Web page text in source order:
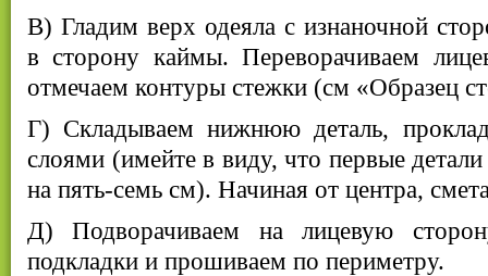
В) Гладим верх одеяла с изнаночной
в сторону каймы. Переворачиваем
отмечаем контуры стежки (см «Образец
Г) Складываем нижнюю деталь,
слоями (имейте в виду, что первые
на пять-семь см). Начиная от центра,
Д) Подворачиваем на лицевую
подкладки и прошиваем по периметру.